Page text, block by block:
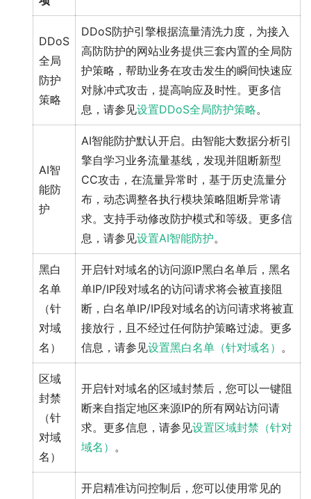
DDoS
全局
防护
策略
DDoS防护引擎根据流量清洗力度，为接入
高防防护的网站业务提供三套内置的全局防
护策略，帮助业务在攻击发生的瞬间快速应
对脉冲式攻击，提高响应及时性。更多信
息，请参见设置DDoS全局防护策略。
AI智
能防
护
AI智能防护默认开启。由智能大数据分析引
擎自学习业务流量基线，发现并阻断新型
CC攻击，在流量异常时，基于历史流量分
布，动态调整各执行模块策略阻断异常请
求。支持手动修改防护模式和等级。更多信
息，请参见设置AI智能防护。
黑白
名单
（针
对域
名）
开启针对域名的访问源IP黑白名单后，黑名
单IP/IP段对域名的访问请求将会被直接阻
断，白名单IP/IP段对域名的访问请求将被直
接放行，且不经过任何防护策略过滤。更多
信息，请参见设置黑白名单（针对域名） 。
区域
封禁
（针
对域
名）
开启针对域名的区域封禁后，您可以一键阻
断来自指定地区来源IP的所有网站访问请
求。更多信息，请参见设置区域封禁（针对
域名） 。
开启精准访问控制后，您可以使用常见的